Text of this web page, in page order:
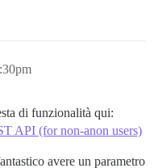
di funzionalità qui:
API (for non-anon users)
avere un parametro